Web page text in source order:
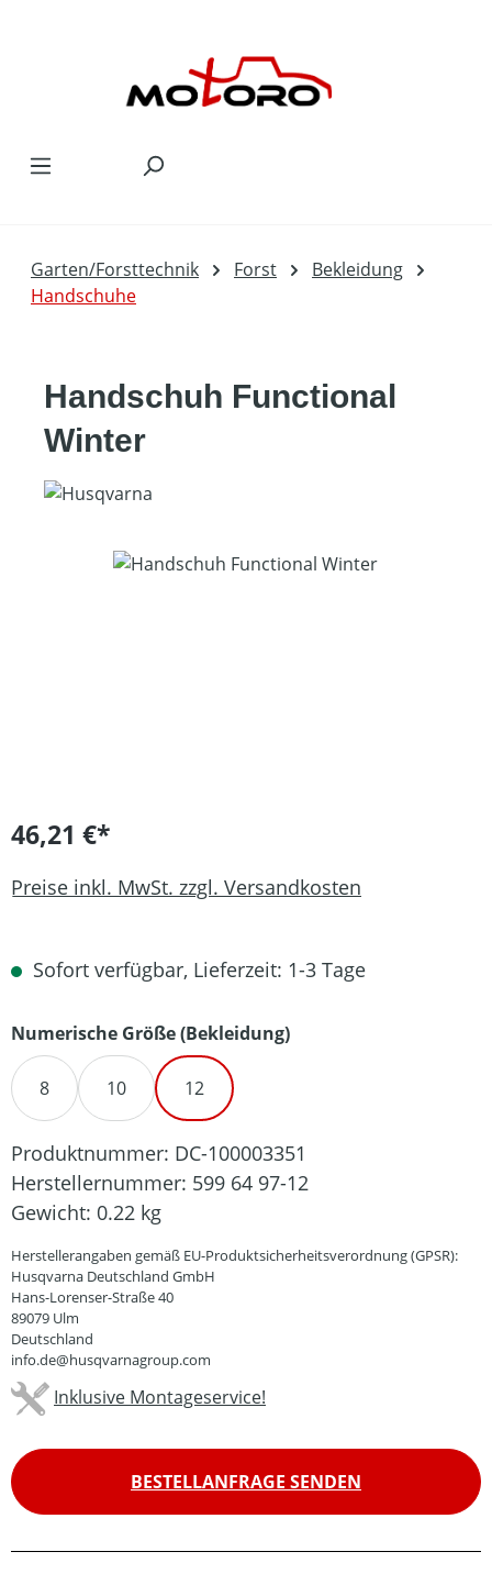
Garten/Forsttechnik Forst
Bekleidung
Handschuhe
Handschuh Functional
Winter
Bildergalerie überspringen
46,21 €*
Preise inkl. MwSt. zzgl. Versandkosten
Sofort verfügbar, Lieferzeit: 1-3 Tage
Numerische Größe (Bekleidung)auswählen
8 10 12
Produktnummer: DC-100003351
Herstellernummer: 599 64 97-12
Gewicht: 0.22 kg
Herstellerangaben gemäß EU-Produktsicherheitsverordnung (GPSR):
Husqvarna Deutschland GmbH
Hans-Lorenser-Straße 40
89079 Ulm
Deutschland
info.de@husqvarnagroup.com
Inklusive Montageservice!
BESTELLANFRAGE SENDEN